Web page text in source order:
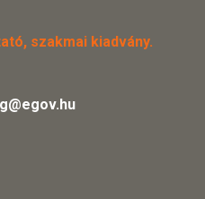
szakmai kiadvány.